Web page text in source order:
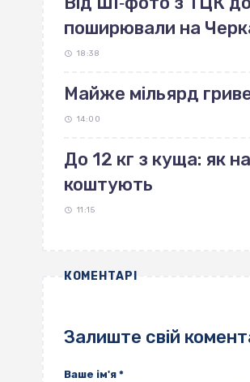
поширювали на
18:38
Майже мільярд
14:00
До 12 кг з куща: як
коштують
11:15
КОМЕНТАРІ
Залиште свій
Ваше ім'я *